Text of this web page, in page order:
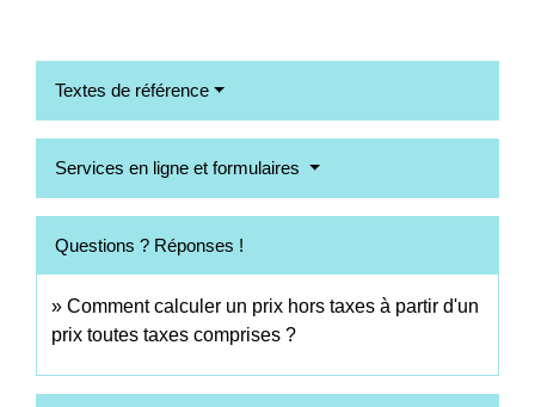
Textes de référence
Services en ligne et formulaires
Questions ? Réponses !
Comment calculer un prix hors taxes à partir d'un
prix toutes taxes comprises ?